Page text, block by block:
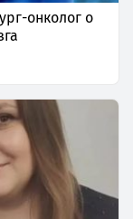
онколог о